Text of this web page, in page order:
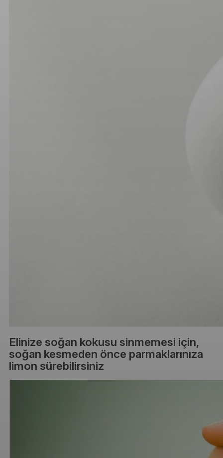
Elinize soğan kokusu sinmemesi için,
soğan kesmeden önce parmaklarınıza
limon sürebilirsiniz